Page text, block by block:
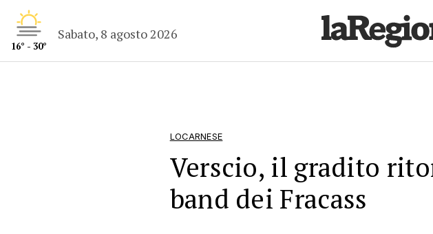
16° - 30°
Sabato, 8 agosto 2026
LOCARNESE
Verscio, il gradito
band dei Fracass